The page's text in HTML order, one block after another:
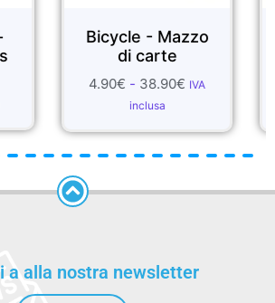
Bicycle - Mazzo
38.90€ IVA
a alla nostra newsletter